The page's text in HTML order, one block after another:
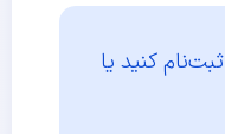
ثبت‌نام کنید یا